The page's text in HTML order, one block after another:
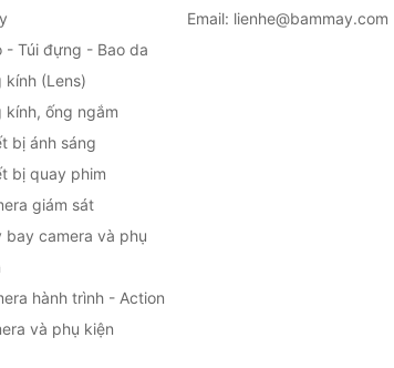
- Túi đựng - Bao da
kính (Lens)
kính, ống ngắm
bị ánh sáng
bị quay phim
giám sát
bay camera và phụ
hành trình - Action
và phụ kiện
Email: lienhe@bammay.com